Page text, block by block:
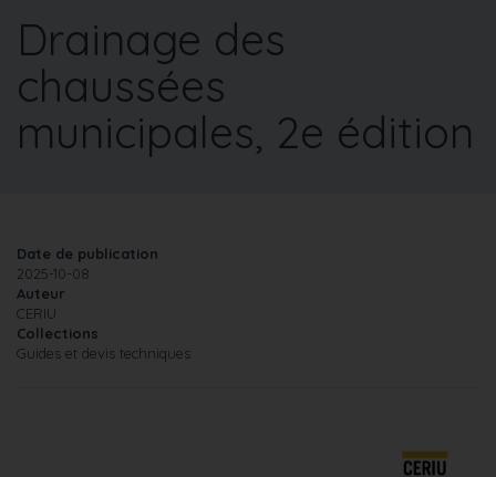
Drainage des
chaussées
municipales, 2e édition
Date de publication
2025-10-08
Auteur
CERIU
Collections
Guides et devis techniques